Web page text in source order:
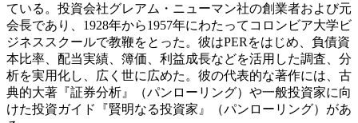
ている。投資会社グレアム・ニューマン社の創業者および元
会長であり、1928年から1957年にわたってコロンビア大学ビ
ジネススクールで教鞭をとった。彼はPERをはじめ、負債資
本比率、配当実績、簿価、利益成長などを活用した調査、分
析を実用化し、広く世に広めた。彼の代表的な著作には、古
典的大著『証券分析』（パンローリング）や一般投資家に向
けた投資ガイド『賢明なる投資家』（パンローリング）があ